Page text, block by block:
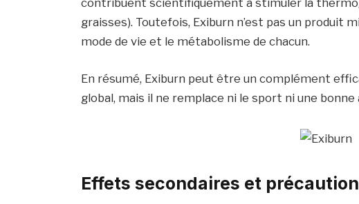
graisses). Toutefois, Exiburn n’est pas un produit
mode de vie et le métabolisme de chacun.
En résumé, Exiburn peut être un complément
global, mais il ne remplace ni le sport ni une
Effets secondaires et